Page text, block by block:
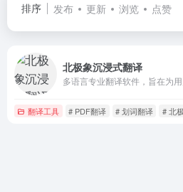
排序 发布 更新 浏览 点赞
北极象沉浸式翻译
多语言专业翻译软件，旨在为
翻译工具 # PDF翻译 # 划词翻译 # 北